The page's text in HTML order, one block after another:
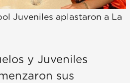
Juveniles aplastaron a La
y Juveniles
sus